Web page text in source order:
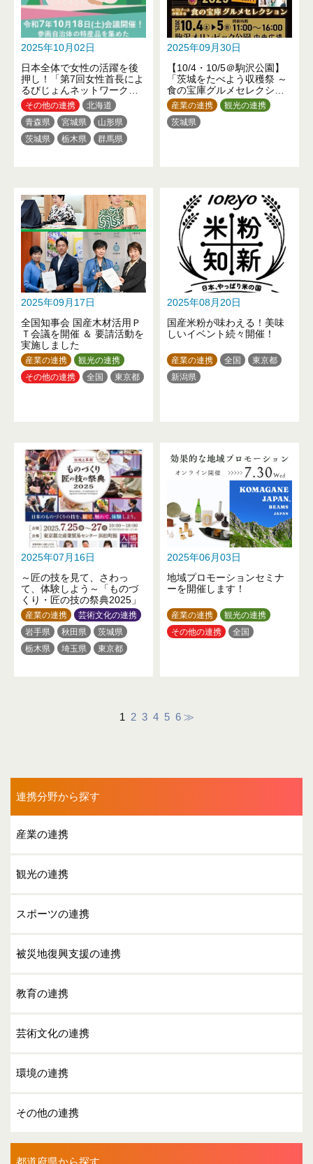
2025年10月02日
日本全体で女性の活躍を後
押し！「第7回女性首長によ
るびじょんネットワーク」
を開催します！
その他の連携
北海道
青森県
宮城県
山形県
茨城県
栃木県
群馬県
愛知県
三重県
滋賀県
京都府
大阪府
兵庫県
和歌山県
鳥取県
岡山県
山口県
徳島県
高知県
福岡県
熊本県
大分県
沖縄県
2025年09月30日
【10/4・10/5＠駒沢公園】
「茨城をたべよう収穫祭 ～
食の宝庫グルメセレクショ
ン～ 」開催！
産業の連携
観光の連携
茨城県
2025年09月17日
全国知事会 国産木材活用Ｐ
Ｔ会議を開催 ＆ 要請活動を
実施しました
産業の連携
観光の連携
その他の連携
全国 東京都
2025年08月20日
国産米粉が味わえる！美味
しいイベント続々開催！
産業の連携 全国
東京都
新潟県
2025年07月16日
～匠の技を見て、さわっ
て、体験しよう～「ものづ
くり・匠の技の祭典2025」
産業の連携
芸術文化の連携
岩手県
秋田県
茨城県
栃木県
埼玉県
東京都
佐賀県
2025年06月03日
地域プロモーションセミナ
ーを開催します！
産業の連携
観光の連携
その他の連携
全国
1 2 3 4 5 6 ≫
連携分野から探す
産業の連携
観光の連携
スポーツの連携
被災地復興支援の連携
教育の連携
芸術文化の連携
環境の連携
その他の連携
都道府県から探す